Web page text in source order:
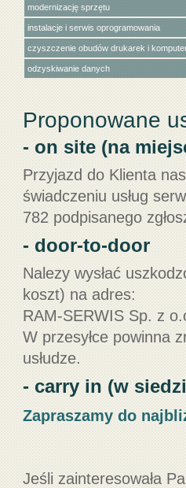
modernizację sprzętu
instalacje i serwis oprogramowania
czyszczenie obudów drukarek i
odzyskiwanie danych
Proponowane
- on site (na
Przyjazd do Klienta
świadczeniu usług
782 podpisanego
- door-to-door
Nalezy wysłać
koszt) na adres:
RAM-SERWIS Sp. z
W przesyłce powinna
usłudze.
- carry in (w
Zapraszamy do
Jeśli zainteresowała